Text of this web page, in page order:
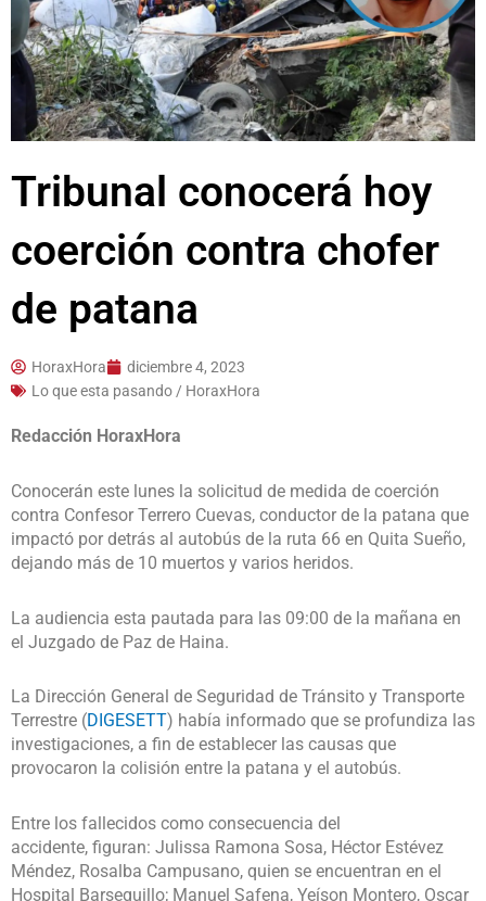
Tribunal conocerá hoy
coerción contra chofer
de patana
HoraxHora
diciembre 4, 2023
Lo que esta pasando / HoraxHora
Redacción HoraxHora
Conocerán este lunes la solicitud de medida de coerción
contra Confesor Terrero Cuevas, conductor de la patana que
impactó por detrás al autobús de la ruta 66 en Quita Sueño,
dejando más de 10 muertos y varios heridos.
La audiencia esta pautada para las 09:00 de la mañana en
el Juzgado de Paz de Haina.
La Dirección General de Seguridad de Tránsito y Transporte
Terrestre (DIGESETT) había informado que se profundiza las
investigaciones, a fin de establecer las causas que
provocaron la colisión entre la patana y el autobús.
Entre los fallecidos como consecuencia del
accidente, figuran: Julissa Ramona Sosa, Héctor Estévez
Méndez, Rosalba Campusano, quien se encuentran en el
Hospital Barsequillo; Manuel Safena, Yeíson Montero, Oscar